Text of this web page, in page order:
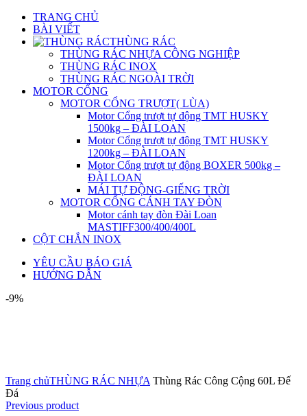
TRANG CHỦ
BÀI VIẾT
THÙNG RÁC
THÙNG RÁC NHỰA CÔNG NGHIỆP
THÙNG RÁC INOX
THÙNG RÁC NGOÀI TRỜI
MOTOR CỔNG
MOTOR CỔNG TRƯỢT( LÙA)
Motor Cổng trượt tự động TMT HUSKY
1500kg – ĐÀI LOAN
Motor Cổng trượt tự động TMT HUSKY
1200kg – ĐÀI LOAN
Motor Cổng trượt tự động BOXER 500kg –
ĐÀI LOAN
MÁI TỰ ĐỘNG-GIẾNG TRỜI
MOTOR CỔNG CÁNH TAY ĐÒN
Motor cánh tay đòn Đài Loan
MASTIFF300/400/400L
CỘT CHẮN INOX
YÊU CẦU BÁO GIÁ
HƯỚNG DẪN
-9%
Trang chủTHÙNG RÁC NHỰA Thùng Rác Công Cộng 60L Đế
Đá
Previous product